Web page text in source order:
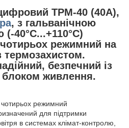
ТРМ-40 (40A),
, з гальванічною
(-40°С...+110°С)
режимний на
термозахистом.
безпечний із
блоком живлення.
режимний
для підтримки
в системах клімат-контролю,